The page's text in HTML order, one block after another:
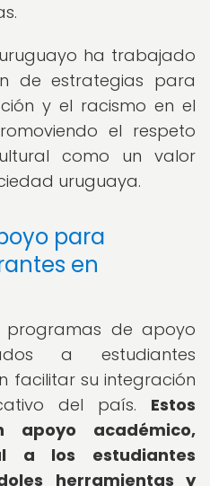
ha trabajado
de estrategias para
y el racismo en el
el respeto
como un valor
uruguaya.
para
en
programas de apoyo
a estudiantes
facilitar su integración
del país. Estos
apoyo académico,
a los estudiantes
herramientas y